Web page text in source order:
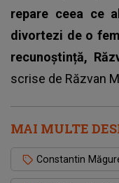
repare ceea ce
divortezi de o
recunoștință,
scrise de Răzvan
MAI MULTE
Constantin